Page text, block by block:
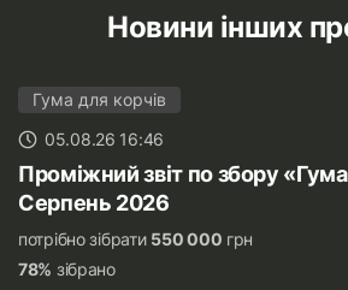
Новини інших
Гума для корчів
05.08.26 16:46
Проміжний звіт по збору
Серпень 2026
потрібно зібрати 550 000 грн
78% зібрано